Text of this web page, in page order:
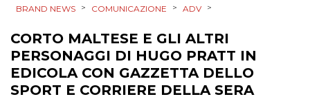
DATI
RICERCHE
BRAND NEWS > COMUNICAZIONE > ADV >
CORTO MALTESE E GLI ALTRI
PERSONAGGI DI HUGO PRATT IN
EDICOLA CON GAZZETTA DELLO
SPORT E CORRIERE DELLA SERA